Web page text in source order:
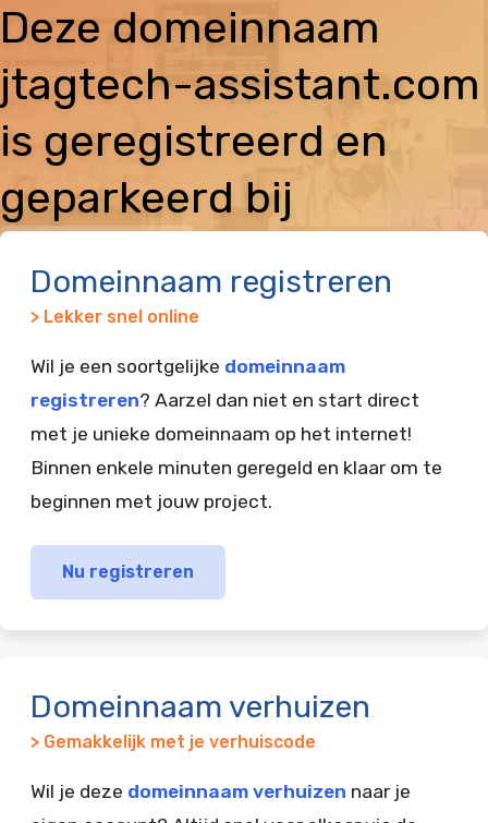
Deze domeinnaam
jtagtech-assistant.com
is geregistreerd en
geparkeerd bij
Domeinnaam registreren
> Lekker snel online
Wil je een soortgelijke domeinnaam
registreren? Aarzel dan niet en start direct
met je unieke domeinnaam op het internet!
Binnen enkele minuten geregeld en klaar om te
beginnen met jouw project.
Nu registreren
Domeinnaam verhuizen
> Gemakkelijk met je verhuiscode
Wil je deze domeinnaam verhuizen naar je